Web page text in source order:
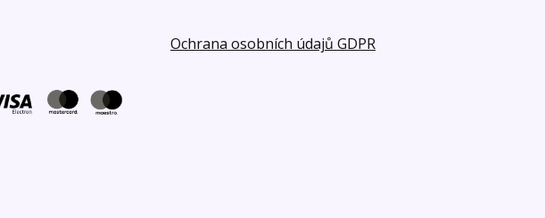
Ochrana osobních údajů GDPR